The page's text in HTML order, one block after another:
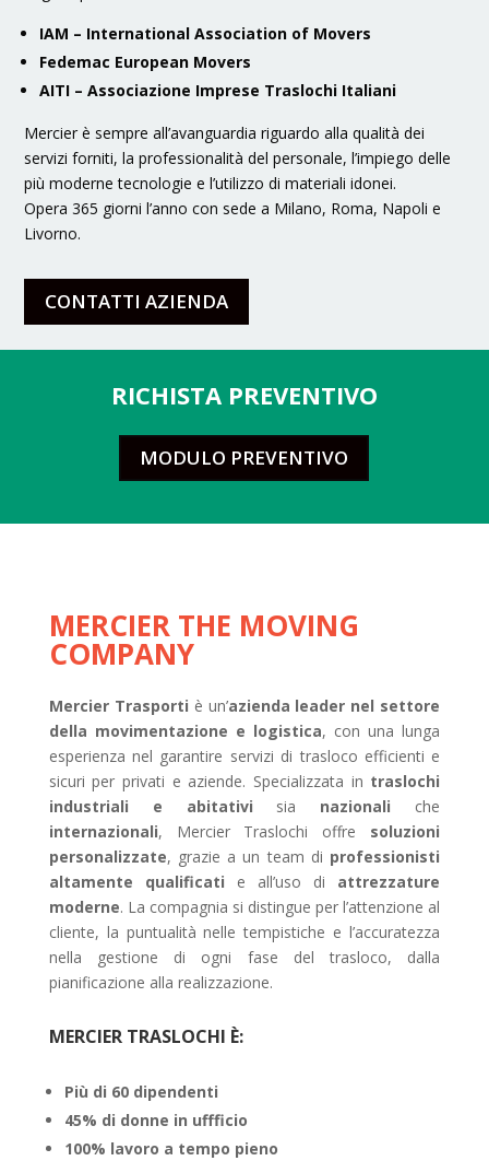
IAM – International Association of Movers
Fedemac European Movers
AITI – Associazione Imprese Traslochi Italiani
Mercier è sempre all’avanguardia riguardo alla qualità dei
servizi forniti, la professionalità del personale, l’impiego delle
più moderne tecnologie e l’utilizzo di materiali idonei.
Opera 365 giorni l’anno con sede a Milano, Roma, Napoli e
Livorno.
CONTATTI AZIENDA
RICHISTA PREVENTIVO
MODULO PREVENTIVO
MERCIER THE MOVING
COMPANY
Mercier Trasporti è un’azienda leader nel settore
della movimentazione e logistica, con una lunga
esperienza nel garantire servizi di trasloco efficienti e
sicuri per privati e aziende. Specializzata in traslochi
industriali e abitativi sia nazionali che
internazionali, Mercier Traslochi offre soluzioni
personalizzate, grazie a un team di professionisti
altamente qualificati e all’uso di attrezzature
moderne. La compagnia si distingue per l’attenzione al
cliente, la puntualità nelle tempistiche e l’accuratezza
nella gestione di ogni fase del trasloco, dalla
pianificazione alla realizzazione.
MERCIER TRASLOCHI È:
Più di 60 dipendenti
45% di donne in uffficio
100% lavoro a tempo pieno